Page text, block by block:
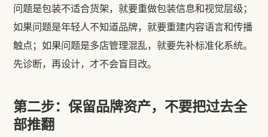
问题是包装不适合货架，就要重做包装信息和视觉层级；
如果问题是年轻人不知道品牌，就要重建内容语言和传播
触点；如果问题是多店管理混乱，就要先补标准化系统。
先诊断，再设计，才不会盲目改。
第二步：保留品牌资产，不要把过去全
部推翻